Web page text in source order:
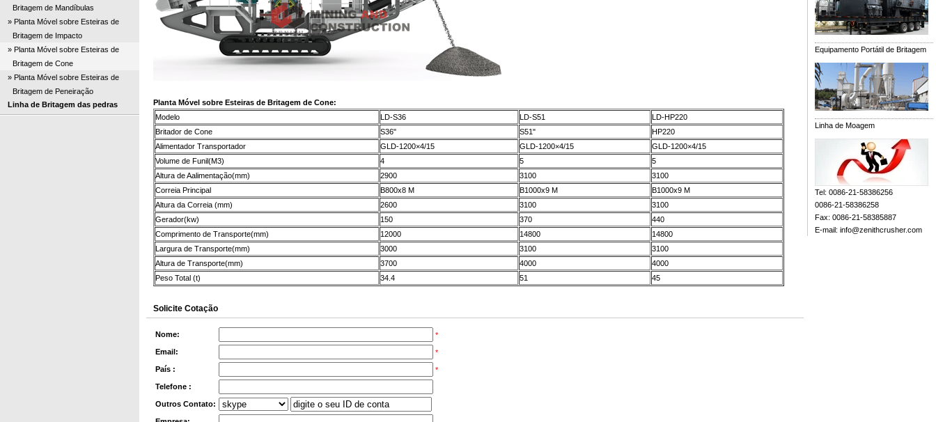
Britagem de Mandíbulas
» Planta Móvel sobre Esteiras de
Britagem de Impacto
» Planta Móvel sobre Esteiras de
Britagem de Cone
» Planta Móvel sobre Esteiras de
Britagem de Peneiração
Linha de Britagem das pedras
Planta Móvel sobre Esteiras de Britagem de Cone:
Modelo
LD-S36 LD-S51
LD-HP220
Britador de Cone
S36" S51"
HP220
Alimentador Transportador
GLD-1200×4/15 GLD-1200×4/15
GLD-1200×4/15
Volume de Funil(M3)
4 5
5
Altura de Aalimentação(mm)
2900 3100
3100
Correia Principal
B800x8 M B1000x9 M
B1000x9 M
Altura da Correia (mm)
2600 3100
3100
Gerador(kw)
150 370
440
Comprimento de Transporte(mm)
12000 14800
14800
Largura de Transporte(mm)
3000 3100
3100
Altura de Transporte(mm)
3700 4000
4000
Peso Total (t)
34.4 51 45
Solicite Cotação
Nome:
*
Email:
*
País :
*
Telefone :
Outros Contato:
Equipamento Portátil de Britagem
Linha de Moagem
Tel: 0086-21-58386256
0086-21-58386258
Fax: 0086-21-58385887
E-mail: info@zenithcrusher.com